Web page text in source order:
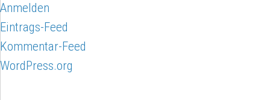
Anmelden
Eintrags-Feed
Kommentar-Feed
WordPress.org